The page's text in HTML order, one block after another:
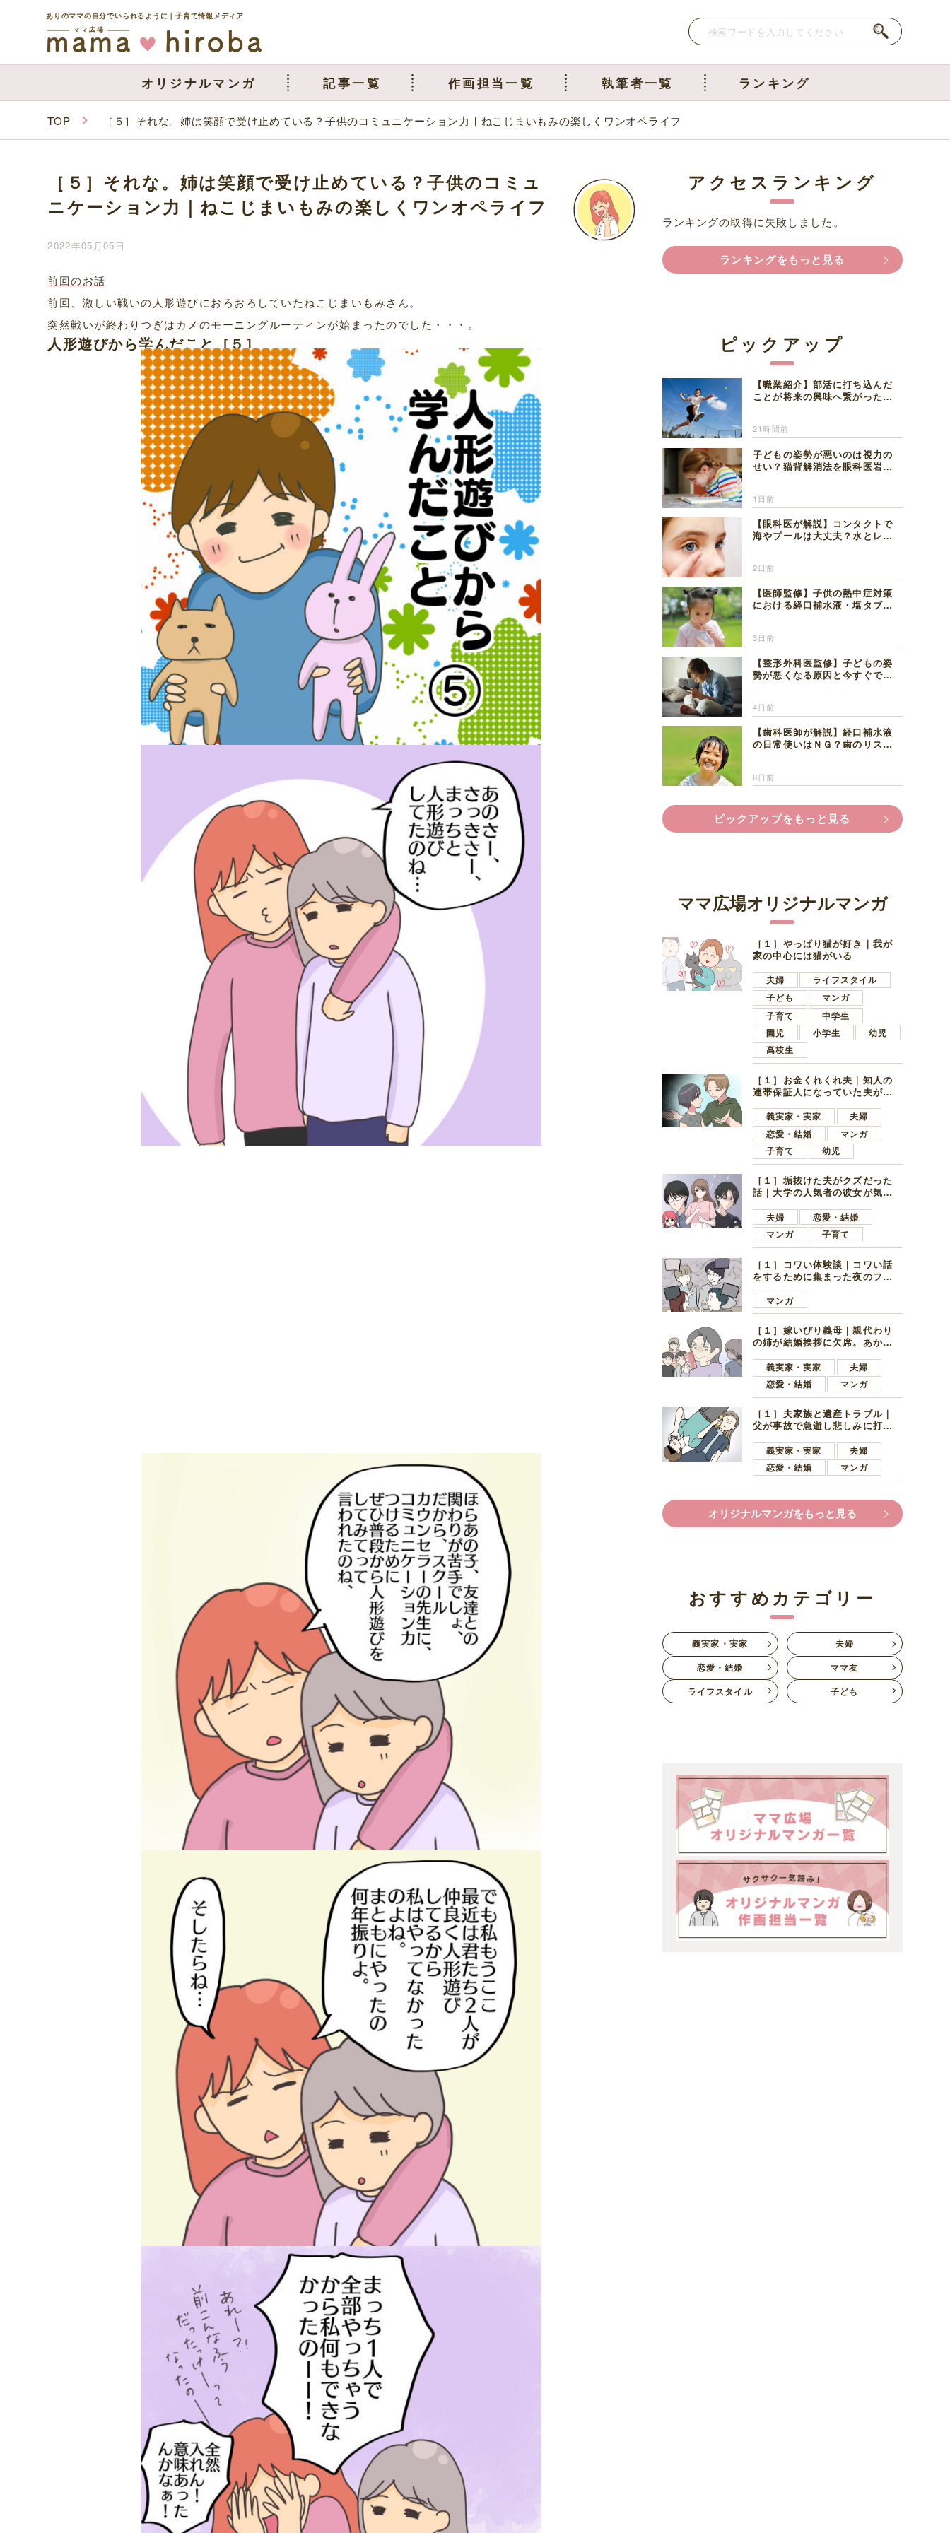
ありのママの自分でいられるように｜子育て情報メディア
オリジナルマンガ 記事一覧 作画担当一覧 執筆者一覧 ランキング
TOP ［５］それな。姉は笑顔で受け止めている？子供のコミュニケーション力｜ねこじまいもみの楽しくワンオペライフ
［５］それな。姉は笑顔で受け止めている？子供のコミュ
ニケーション力｜ねこじまいもみの楽しくワンオペライフ
2022年05月05日
前回のお話
前回、激しい戦いの人形遊びにおろおろしていたねこじまいもみさん。
突然戦いが終わりつぎはカメのモーニングルーティンが始まったのでした・・・。
人形遊びから学んだこと［５］
アクセスランキング
ランキングの取得に失敗しました。
ランキングをもっと見る
ピックアップ
【職業紹介】部活に打ち込んだ
ことが将来の興味へ繋がった。
21時間前
子どもの姿勢が悪いのは視力の
せい？猫背解消法を眼科医岩見
1日前
【眼科医が解説】コンタクトで
海やプールは大丈夫？水とレン
2日前
【医師監修】子供の熱中症対策
における経口補水液・塩タブレ
3日前
【整形外科医監修】子どもの姿
勢が悪くなる原因と今すぐでき
4日前
【歯科医師が解説】経口補水液
の日常使いはＮＧ？歯のリスク
6日前
ピックアップをもっと見る
ママ広場オリジナルマンガ
［１］やっぱり猫が好き｜我が
家の中心には猫がいる
夫婦
ライフスタイル
子ども
マンガ
子育て
中学生
園児
小学生
幼児
高校生
［１］お金くれくれ夫｜知人の
連帯保証人になっていた夫が家
言ってきた
義実家・実家
夫婦
恋愛・結婚
マンガ
子育て
幼児
［１］垢抜けた夫がクズだった
話｜大学の人気者の彼女が気に
子学生
夫婦
恋愛・結婚
マンガ
子育て
［１］コワい体験談｜コワい話
をするために集まった夜のファ
好きの男の子ママ
マンガ
［１］嫁いびり義母｜親代わり
の姉が結婚挨拶に欠席。あから
義実家・実家
夫婦
恋愛・結婚
マンガ
［１］夫家族と遺産トラブル｜
父が事故で急逝し悲しみに打ち
ます夫
義実家・実家
夫婦
恋愛・結婚
マンガ
オリジナルマンガをもっと見る
おすすめカテゴリー
義実家・実家
夫婦
恋愛・結婚
ママ友
ライフスタイル
子ども